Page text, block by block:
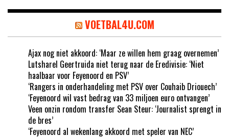
VOETBAL4U.COM
Ajax nog niet akkoord: ‘Maar ze willen hem graag overnemen’
Lutsharel Geertruida niet terug naar de Eredivisie: ‘Niet
haalbaar voor Feyenoord en PSV’
‘Rangers in onderhandeling met PSV over Couhaib Driouech’
‘Feyenoord wil vast bedrag van 33 miljoen euro ontvangen’
Veen onzin rondom transfer Sean Steur: ‘Journalist sprengt in
de bres’
‘Feyenoord al wekenlang akkoord met speler van NEC’